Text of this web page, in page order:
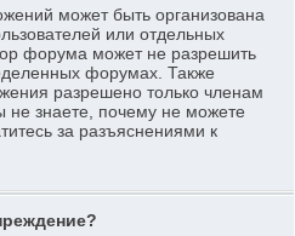
может быть организована
или отдельных
форума может не разрешить
форумах. Также
разрешено только членам
не знаете, почему не можете
за разъяснениями к